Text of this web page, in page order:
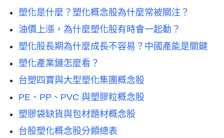
塑化是什麼？塑化概念股為什麼常被關注？
油價上漲，為什麼塑化股有時會一起動？
塑化股長期為什麼成長不容易？中國產能是關鍵
塑化產業鏈怎麼看？
台塑四寶與大型塑化集團概念股
PE、PP、PVC 與塑膠粒概念股
塑膠袋缺貨與包材題材概念股
台股塑化概念股分類總表